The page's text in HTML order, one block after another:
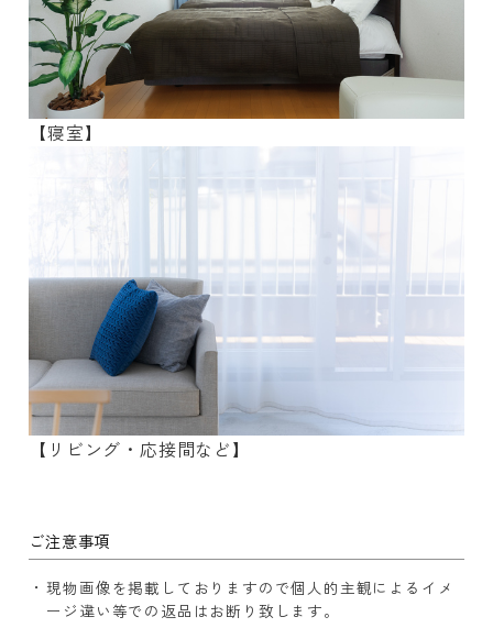
【寝室】
【リビング・応接間など】
ご注意事項
現物画像を掲載しておりますので個人的主観によるイメ
ージ違い等での返品はお断り致します。